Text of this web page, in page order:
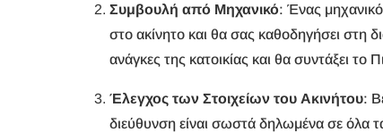
Συμβουλή από Μηχανικό: Ένας
στο ακίνητο και θα σας καθοδηγήσει στη
ανάγκες της κατοικίας και θα συντάξει
Έλεγχος των Στοιχείων του Ακινήτου:
διεύθυνση είναι σωστά δηλωμένα σε όλα